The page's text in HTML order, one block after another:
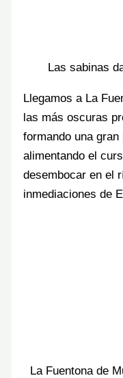
Las sabinas
Llegamos a La
las más oscuras
formando una
alimentando el
desembocar en el
inmediaciones de
La Fuentona de